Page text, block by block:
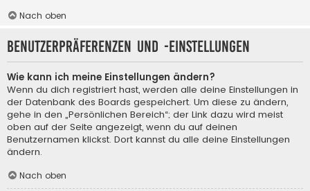
Nach oben
Benutzerpräferenzen und -einstellungen
Wie kann ich meine Einstellungen ändern?
Wenn du dich registriert hast, werden alle deine Einstellungen in
der Datenbank des Boards gespeichert. Um diese zu ändern,
gehe in den „Persönlichen Bereich“; der Link dazu wird meist
oben auf der Seite angezeigt, wenn du auf deinen
Benutzernamen klickst. Dort kannst du alle deine Einstellungen
ändern.
Nach oben